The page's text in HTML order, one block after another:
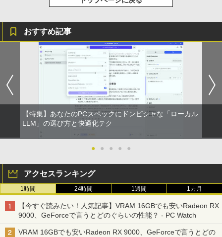
おすすめ記事
【特集】あなたのPCスペックにドンピシャな「ローカル
LLM」の選び方と快適化テク
● ● ● ● ●
アクセスランキング
1時間 24時間 1週間 1カ月
【今すぐ読みたい！人気記事】VRAM 16GBでも安いRadeon RX
9000、GeForceで言うとどのぐらいの性能？ - PC Watch
VRAM 16GBでも安いRadeon RX 9000、GeForceで言うとどの